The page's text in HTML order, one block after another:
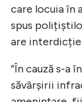
care locuia în
spus
are interdicție
”În cauză s-a
săvârşirii